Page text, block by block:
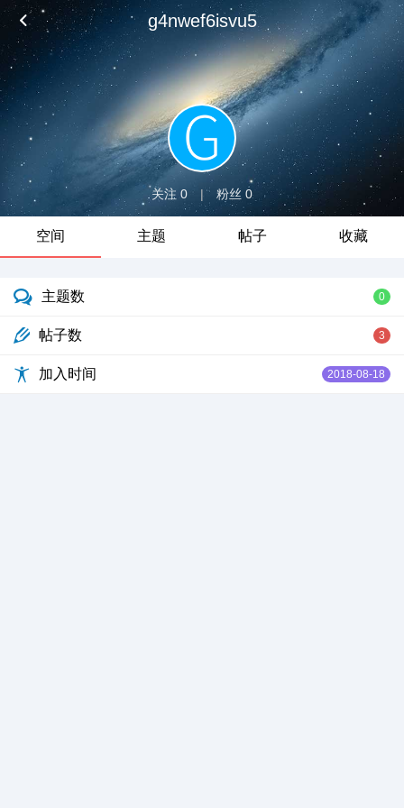
g4nwef6isvu5
关注 0 | 粉丝 0
空间 主题 帖子 收藏
主题数 0
帖子数 3
加入时间 2018-08-18